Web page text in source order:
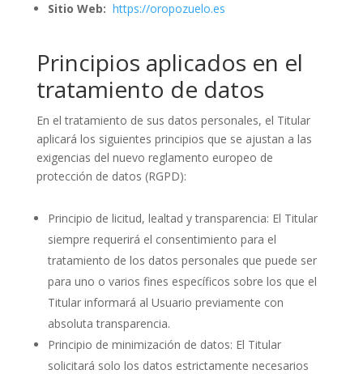
Sitio Web: https://oropozuelo.es
Principios aplicados en el
tratamiento de datos
En el tratamiento de sus datos personales, el Titular
aplicará los siguientes principios que se ajustan a las
exigencias del nuevo reglamento europeo de
protección de datos (RGPD):
Principio de licitud, lealtad y transparencia: El Titular
siempre requerirá el consentimiento para el
tratamiento de los datos personales que puede ser
para uno o varios fines específicos sobre los que el
Titular informará al Usuario previamente con
absoluta transparencia.
Principio de minimización de datos: El Titular
solicitará solo los datos estrictamente necesarios